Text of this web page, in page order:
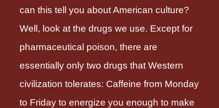
can this tell you about American culture?
Well, look at the drugs we use. Except for
pharmaceutical poison, there are
essentially only two drugs that Western
civilization tolerates: Caffeine from Monday
to Friday to energize you enough to make